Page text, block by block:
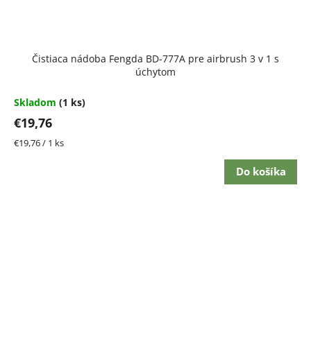
Čistiaca nádoba Fengda BD-777A pre airbrush 3 v 1 s
úchytom
Skladom (1 ks)
€19,76
Jednotková
€19,76 / 1 ks
Do košíka